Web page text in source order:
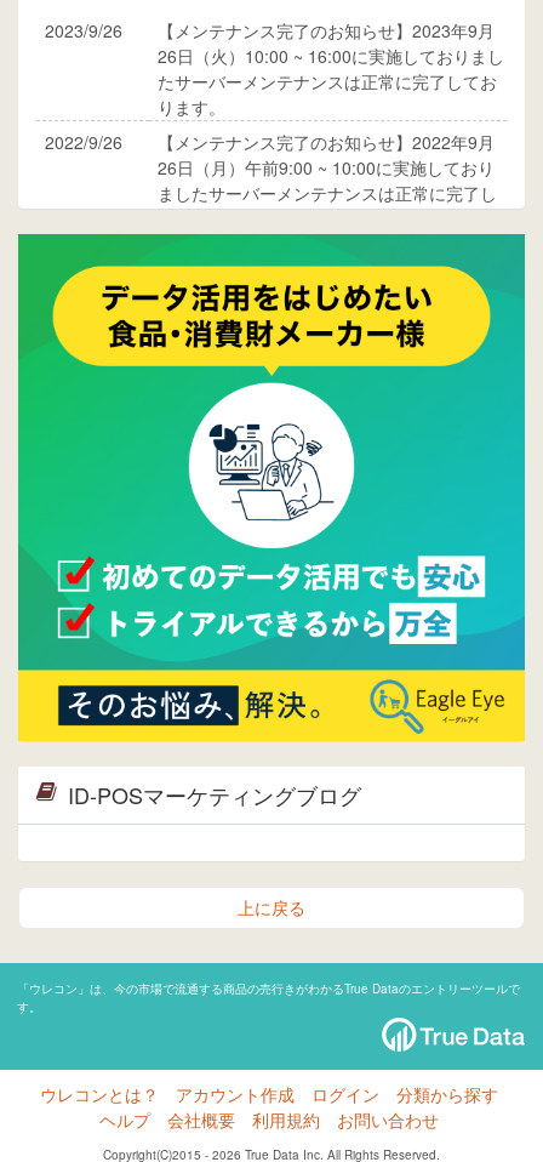
2023/9/26
【メンテナンス完了のお知らせ】2023年9月
26日（火）10:00 ~ 16:00に実施しておりまし
たサーバーメンテナンスは正常に完了してお
ります。
2022/9/26
【メンテナンス完了のお知らせ】2022年9月
26日（月）午前9:00 ~ 10:00に実施しており
ましたサーバーメンテナンスは正常に完了し
ご覧ください。
2015/10/19
ウレコンのサイト機能を大幅バージョンアッ
プ。詳細はこちら。⇒告知ページへ
2015/09/28
ウレコンが機能拡充し、サイトリニューアル
しました。⇒
ウレコンFacebook
Facebookページを開設しました。詳細は
ら。
ウレコンサイトリリースしました。
ID-POSマーケティングブログ
上に戻る
「ウレコン」は、今の市場で流通する商品の売行きがわかるTrue Dataのエントリーツールで
す。
ウレコンとは？ アカウント作成 ログイン
分類から探す
ヘルプ
会社概要 利用規約 お問い合わせ
Copyright(C)2015 - 2026 True Data Inc. All Rights Reserved.